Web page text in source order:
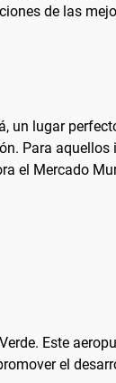
de las
un lugar
Para aquellos
el Mercado
Este
el